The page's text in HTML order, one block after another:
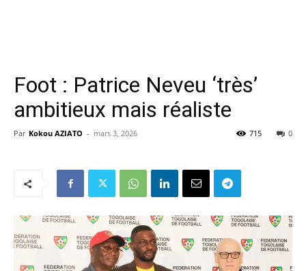
Foot : Patrice Neveu ‘très’
ambitieux mais réaliste
Par Kokou AZIATO - mars 3, 2026 0
715